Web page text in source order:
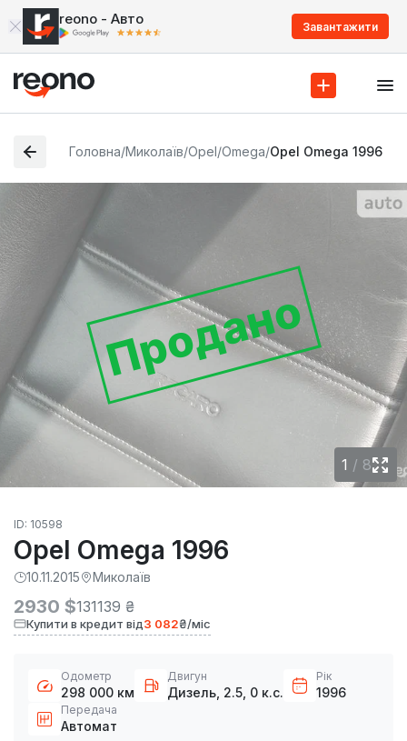
reono - Авто Завантажити
Головна/Миколаїв/Opel/Omega/Opel Omega 1996
Продано
1 / 8
ID: 10598
Opel Omega 1996
10.11.2015 Миколаїв
2930 $131139 ₴
Купити в кредит від3 082₴/міс
Одометр
298 000 км
Двигун
Дизель, 2.5, 0 к.с.
Рік
1996
Передача
Автомат